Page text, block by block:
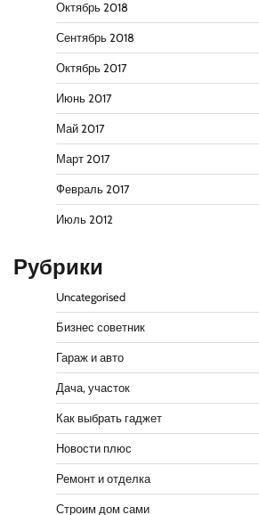
Октябрь 2018
Сентябрь 2018
Октябрь 2017
Июнь 2017
Май 2017
Март 2017
Февраль 2017
Июль 2012
Рубрики
Uncategorised
Бизнес советник
Гараж и авто
Дача, участок
Как выбрать гаджет
Новости плюс
Ремонт и отделка
Строим дом сами